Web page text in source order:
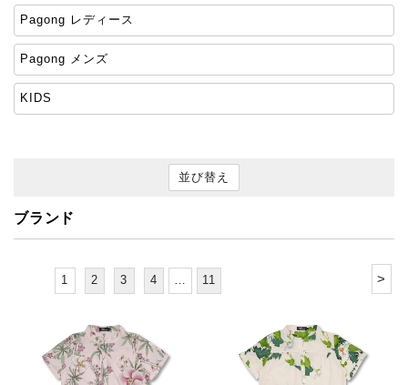
Pagong レディース
Pagong メンズ
KIDS
並び替え
ブランド
>
1 2 3 4 11